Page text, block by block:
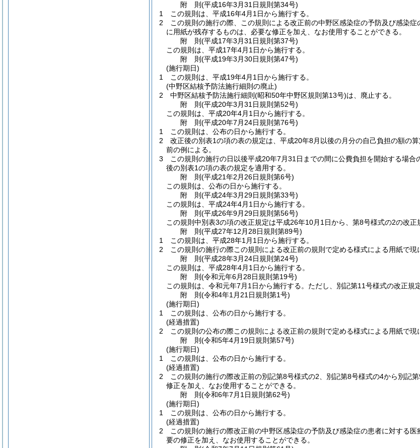
附 則(平成16年3月31日規則第34号)
1
この規則は、平成16年4月1日から施行する。
2
この規則の施行の際、この規則による改正前の中野区感染症の予防及び感染
に用紙が残存するものは、必要な修正を加え、なお使用することができる。
附 則(平成17年3月31日規則第37号)
この規則は、平成17年4月1日から施行する。
附 則(平成19年3月30日規則第47号)
(施行期日)
1
この規則は、平成19年4月1日から施行する。
(中野区結核予防法施行細則の廃止)
2
中野区結核予防法施行細則 (昭和50年中野区規則第13号)は、廃止する。
附 則(平成20年3月31日規則第52号)
この規則は、平成20年4月1日から施行する。
附 則(平成20年7月24日規則第76号)
1
この規則は、公布の日から施行する。
2
改正後の別表1の項の表の規定は、平成20年8月以後の月分の自己負担の額の
前の例による。
3
この規則の施行の日以後平成20年7月31日までの間に公費負担を開始する場
後の別表1の項の表の規定を適用する。
附 則(平成21年2月26日規則第6号)
この規則は、公布の日から施行する。
附 則(平成24年3月29日規則第33号)
この規則は、平成24年4月1日から施行する。
附 則(平成26年9月29日規則第56号)
この規則中別表3の項の改正規定は平成26年10月1日から、第8号様式の2の改正
附 則(平成27年12月28日規則第89号)
1
この規則は、平成28年1月1日から施行する。
2
この規則の施行の際この規則による改正前の規則で定める様式による用紙で
附 則(平成28年3月24日規則第24号)
この規則は、平成28年4月1日から施行する。
附 則(令和元年6月28日規則第19号)
この規則は、令和元年7月1日から施行する。 ただし、別記第11号様式の改正規
附 則(令和4年1月21日規則第1号)
(施行期日)
1
この規則は、公布の日から施行する。
(経過措置)
2
この規則の公布の際この規則による改正前の規則で定める様式による用紙で
附 則(令和5年4月19日規則第57号)
(施行期日)
1
この規則は、公布の日から施行する。
(経過措置)
2
この規則の施行の際改正前の別記第8号様式の2、別記第8号様式の4から別記
修正を加え、なお使用することができる。
附 則(令和6年7月1日規則第62号)
(施行期日)
1
この規則は、公布の日から施行する。
(経過措置)
2
この規則の施行の際改正前の中野区感染症の予防及び感染症の患者に対する
要の修正を加え、なお使用することができる。